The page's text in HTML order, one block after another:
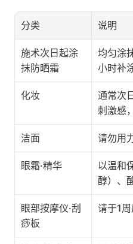
分类 说明
施术次日起涂
抹防晒霜
均匀涂
小时补
化妆
通常次
刺激感
洁面 请勿用
眼霜·精华
以温和
醇）、
眼部按摩仪·刮
痧板
请于1